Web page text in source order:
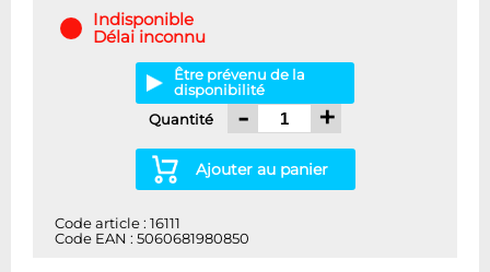
Indisponible
Délai inconnu
Être prévenu de la
disponibilité
Quantité
- +
Ajouter au panier
Code article : 16111
Code EAN : 5060681980850